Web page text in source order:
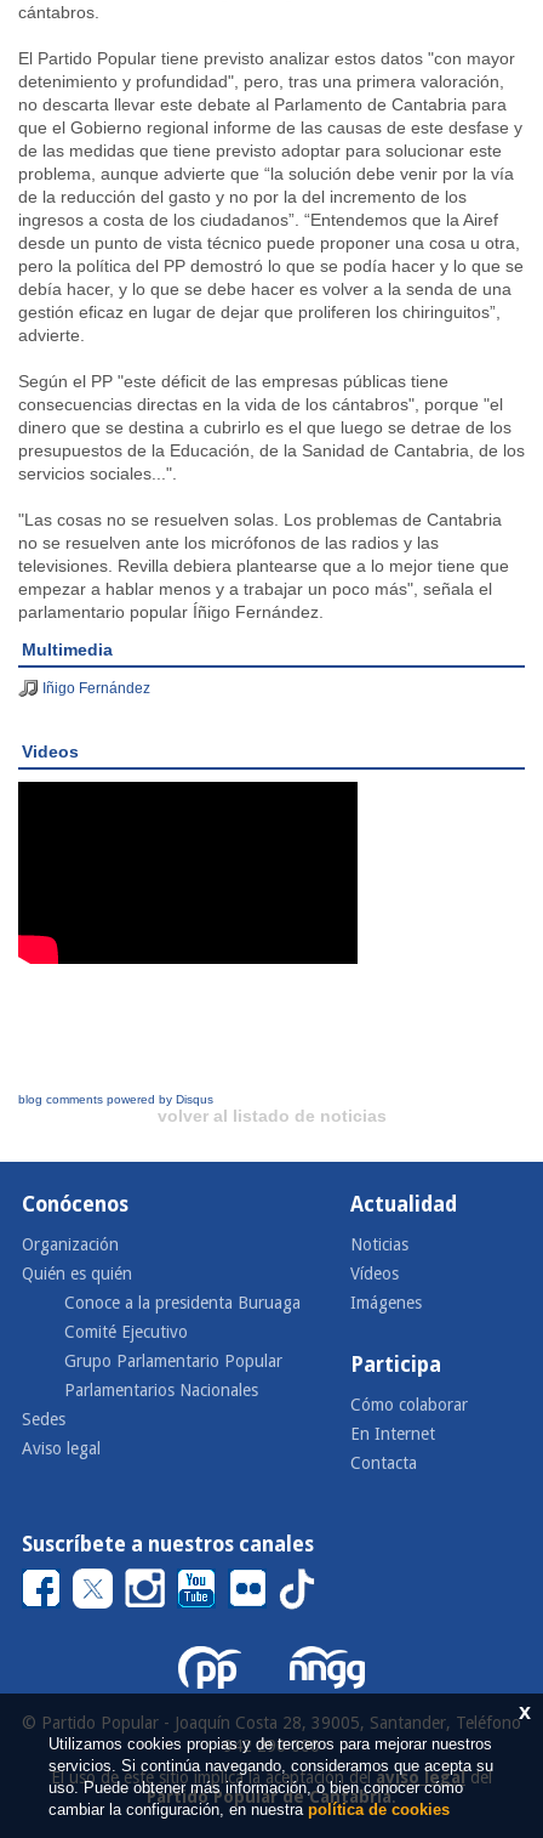
cántabros.
El Partido Popular tiene previsto analizar estos datos "con mayor
detenimiento y profundidad", pero, tras una primera valoración,
no descarta llevar este debate al Parlamento de Cantabria para
que el Gobierno regional informe de las causas de este desfase y
de las medidas que tiene previsto adoptar para solucionar este
problema, aunque advierte que “la solución debe venir por la vía
de la reducción del gasto y no por la del incremento de los
ingresos a costa de los ciudadanos”. “Entendemos que la Airef
desde un punto de vista técnico puede proponer una cosa u otra,
pero la política del PP demostró lo que se podía hacer y lo que se
debía hacer, y lo que se debe hacer es volver a la senda de una
gestión eficaz en lugar de dejar que proliferen los chiringuitos”,
advierte.
Según el PP "este déficit de las empresas públicas tiene
consecuencias directas en la vida de los cántabros", porque "el
dinero que se destina a cubrirlo es el que luego se detrae de los
presupuestos de la Educación, de la Sanidad de Cantabria, de los
servicios sociales...".
"Las cosas no se resuelven solas. Los problemas de Cantabria
no se resuelven ante los micrófonos de las radios y las
televisiones. Revilla debiera plantearse que a lo mejor tiene que
empezar a hablar menos y a trabajar un poco más", señala el
parlamentario popular Íñigo Fernández.
Multimedia
Iñigo Fernández
Videos
blog comments powered by Disqus
volver al listado de noticias
Conócenos
Organización
Quién es quién
Conoce a la presidenta Buruaga
Comité Ejecutivo
Grupo Parlamentario Popular
Parlamentarios Nacionales
Sedes
Aviso legal
Actualidad
Noticias
Vídeos
Imágenes
Participa
Cómo colaborar
En Internet
Contacta
Suscríbete a nuestros canales
© Partido Popular - Joaquín Costa 28, 39005, Santander, Teléfono
942 290 000
El uso de este sitio implica la aceptación delaviso legaldel
Partido Popular de Cantabria.
x
Utilizamos cookies propias y de terceros para mejorar nuestros
servicios. Si continúa navegando, consideramos que acepta su
uso. Puede obtener más información, o bien conocer cómo
cambiar la configuración, en nuestra política de cookies